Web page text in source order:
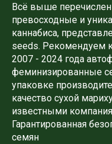
Всё выше
превосходные и
каннабиса,
seeds. Рекомендуем
2007 - 2024 года
феминизированные
упаковке
качество сухой
известными
Гарантированная
семян